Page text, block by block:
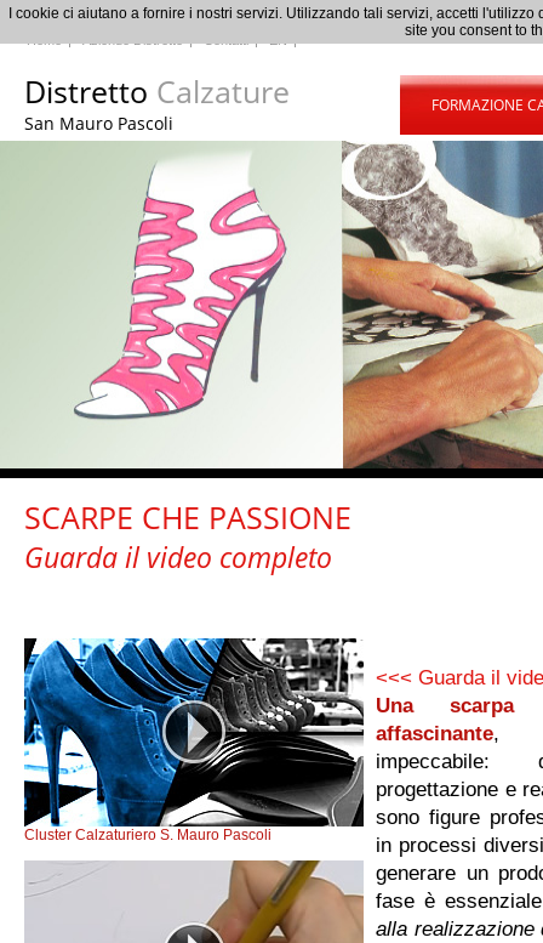
Distretto Calzature
San Mauro Pascoli
FORMAZIONE
SCARPE CHE PASSIONE
Guarda il video completo
Cluster Calzaturiero S. Mauro Pascoli
<<< Guarda il
Una
affascinante,
progettazione e
sono figure
in processi
generare un
fase è
alla realizzazione
I cookie ci aiutano a fornire i nostri servizi. Utilizzando tali servizi, accetti
site you consent to